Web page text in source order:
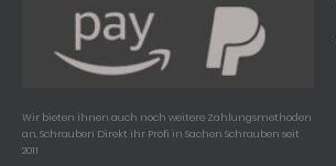
Wir bieten ihnen auch noch weitere Zahlungsmethoden
an, Schrauben Direkt ihr Profi in Sachen Schrauben seit
2011